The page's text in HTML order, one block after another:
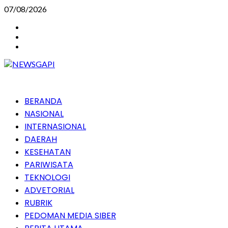
Skip
content
07/08/2026
PrimaryBERANDA
NASIONAL
INTERNASIONAL
DAERAH
KESEHATAN
PARIWISATA
TEKNOLOGI
ADVETORIAL
RUBRIK
PEDOMAN MEDIA SIBER